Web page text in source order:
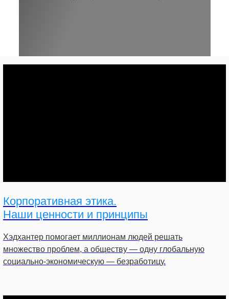
Корпоративная этика.
Наши ценности и принципы
Хэдхантер помогает миллионам людей решать
множество проблем, а обществу — одну глобальную
социально-экономическую — безработицу.